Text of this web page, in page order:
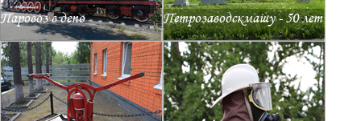
Паровоз в депо Петрозаводскмашу - 50 лет